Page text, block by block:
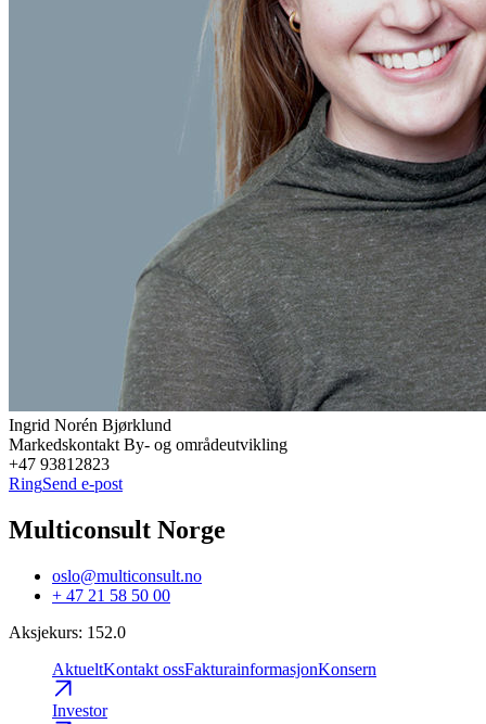
Ingrid Norén Bjørklund
Markedskontakt By- og områdeutvikling
+47 93812823
RingSend e-post
Multiconsult Norge
oslo@multiconsult.no
+ 47 21 58 50 00
Aksjekurs: 152.0
AktueltKontakt ossFakturainformasjonKonsern
Investor